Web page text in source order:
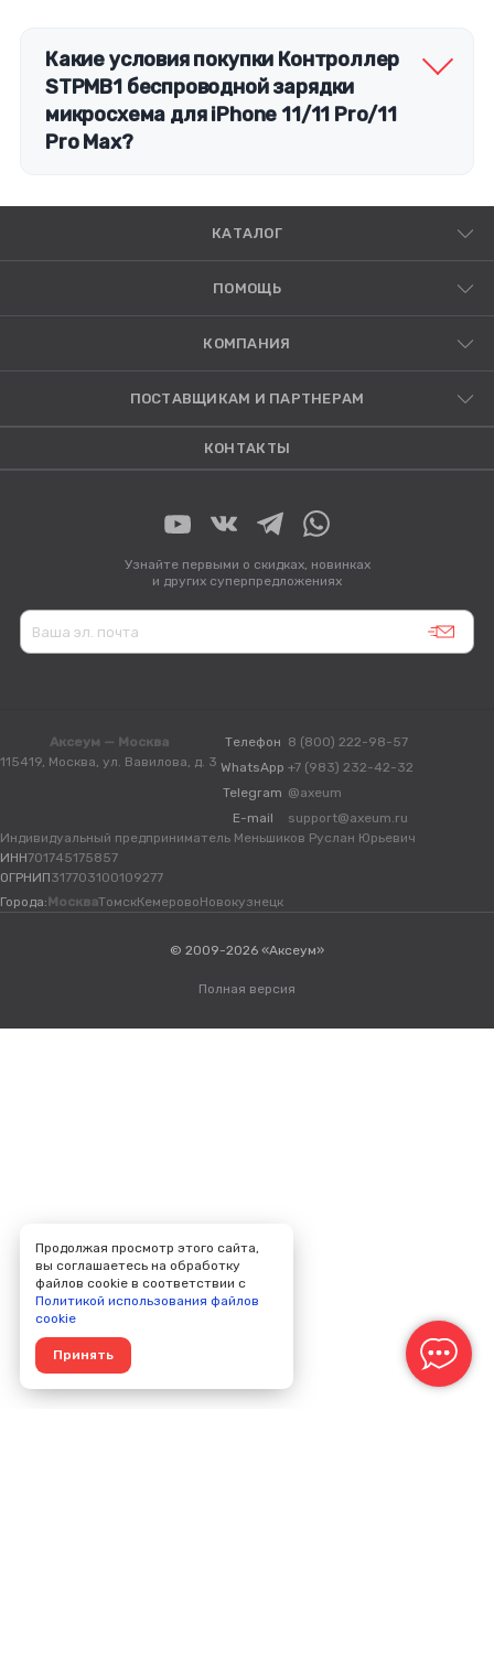
Какие условия покупки Контроллер
STPMB1 беспроводной зарядки
микросхема для iPhone 11/11 Pro/11
Pro Max?
КАТАЛОГ
ПОМОЩЬ
КОМПАНИЯ
ПОСТАВЩИКАМ И ПАРТНЕРАМ
КОНТАКТЫ
Узнайте первыми о скидках, новинках
и других суперпредложениях
Аксеум — Москва
115419, Москва, ул. Вавилова, д. 3
Телефон 8 (800) 222-98-57
WhatsApp +7 (983) 232-42-32
Telegram @axeum
E-mail
support@axeum.ru
Индивидуальный предприниматель Меньшиков Руслан Юрьевич
ИНН701745175857
ОГРНИП317703100109277
Города: МоскваТомскКемеровоНовокузнецк
© 2009-2026 «Аксеум»
Полная версия
Продолжая просмотр этого сайта,
вы соглашаетесь на обработку
файлов cookie в соответствии с
Политикой использования файлов
cookie
Принять